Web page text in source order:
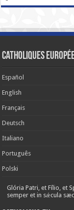
Catholiques
Español
English
Français
Deutsch
Italiano
Português
Polski
Glória Patri, et Fílio, et
semper et in sǽcula